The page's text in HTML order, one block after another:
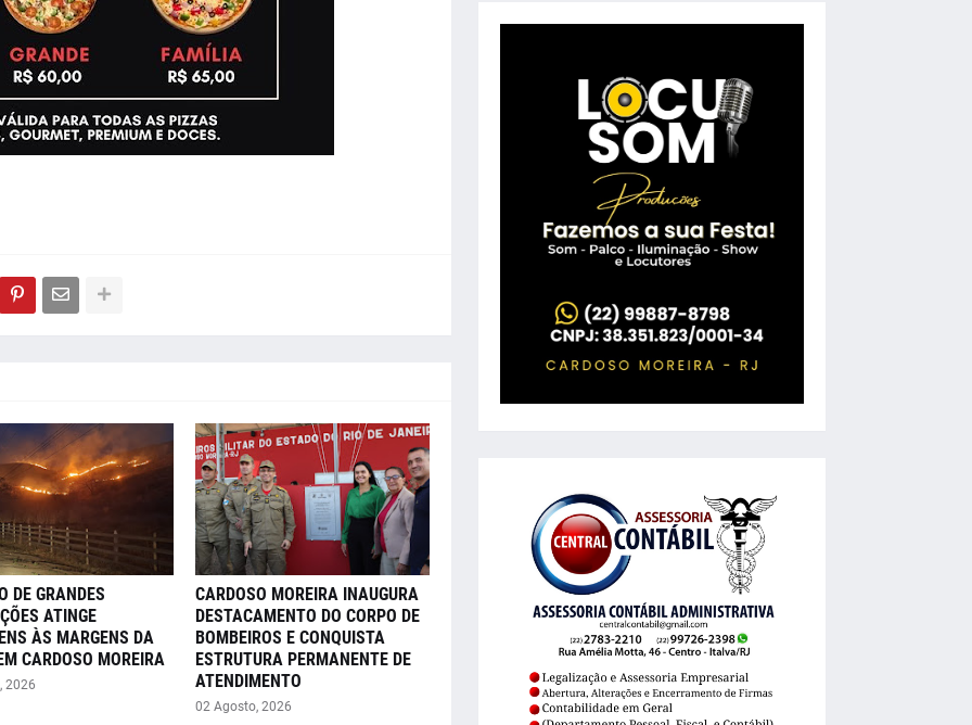
DE GRANDES
ATINGE
ÀS MARGENS DA
CARDOSO MOREIRA
2026
CARDOSO MOREIRA INAUGURA
DESTACAMENTO DO CORPO DE
BOMBEIROS E CONQUISTA
ESTRUTURA PERMANENTE DE
ATENDIMENTO
02 Agosto, 2026